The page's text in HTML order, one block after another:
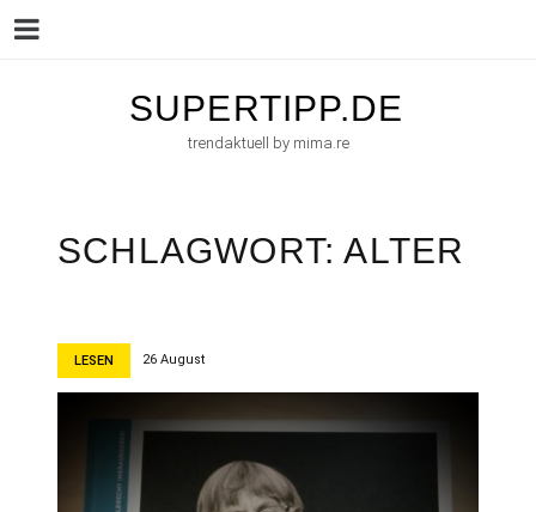
SUPERTIPP.DE
trendaktuell by mima.re
SCHLAGWORT:ALTER
LESEN 26 August
Menu